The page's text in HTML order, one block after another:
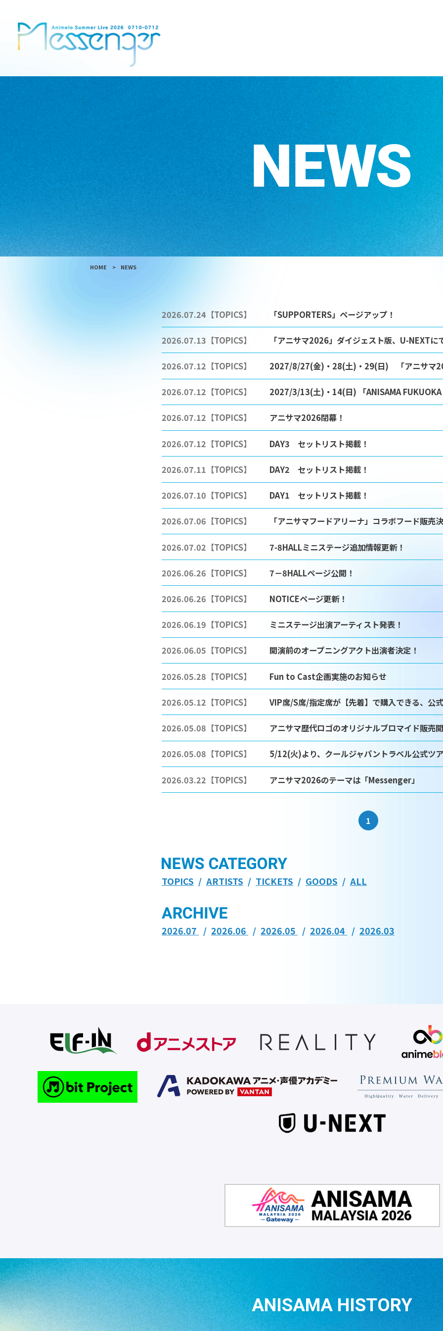
HOME NEWS
2026.07.24【TOPICS】 「SUPPORTERS」ページアップ！
2026.07.13 【TOPICS】 「アニサマ2026」ダイジェスト版、U-NEXT
2026.07.12 【TOPICS】 2027/8/27(金)・28(土)・29(日) 「アニサマ
2026.07.12 【TOPICS】 2027/3/13(土)・14(日) 「ANISAMA
2026.07.12 【TOPICS】 アニサマ2026閉幕！
2026.07.12 【TOPICS】 DAY3 セットリスト掲載！
2026.07.11 【TOPICS】 DAY2 セットリスト掲載！
2026.07.10 【TOPICS】 DAY1 セットリスト掲載！
2026.07.06 【TOPICS】 「アニサマフードアリーナ」コラボフード販売
2026.07.02 【TOPICS】 7-8HALLミニステージ追加情報更新！
2026.06.26 【TOPICS】 7－8HALLページ公開！
2026.06.26 【TOPICS】 NOTICEページ更新！
2026.06.19 【TOPICS】 ミニステージ出演アーティスト発表！
2026.06.05 【TOPICS】 開演前のオープニングアクト出演者決定！
2026.05.28 【TOPICS】 Fun to Cast企画実施のお知らせ
2026.05.12 【TOPICS】 VIP席/S席/指定席が【先着】で購入できる、公
2026.05.08 【TOPICS】 アニサマ歴代ロゴのオリジナルブロマイド販売
2026.05.08 【TOPICS】 5/12(火)より、クールジャパントラベル公式ツ
2026.03.22 【TOPICS】 アニサマ2026のテーマは「Messenger」
1
TOPICS ARTISTS TICKETS GOODS ALL
2026.07 2026.06 2026.05 2026.04 2026.03
ANISAMA HISTORY